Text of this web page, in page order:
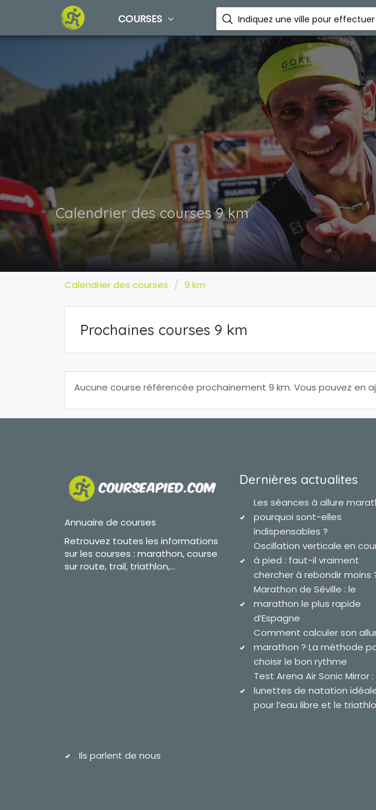
COURSES
Calendrier des courses 9 km
Calendrier des courses 9 km
Prochaines courses 9 km
Aucune course référencée prochainement 9 km. Vous pouvez en
Annuaire de courses
Retrouvez toutes les informations
sur les courses : marathon, course
sur route, trail, triathlon,...
Dernières actualites
Les séances à allure
pourquoi sont-elles
indispensables ?
Oscillation verticale en
à pied : faut-il vraiment
chercher à rebondir moins
Marathon de Séville : le
marathon le plus rapide
d’Espagne
Comment calculer son
marathon ? La méthode
choisir le bon rythme
Test Arena Air Sonic Mirror
lunettes de natation
pour l’eau libre et le
Ils parlent de nous